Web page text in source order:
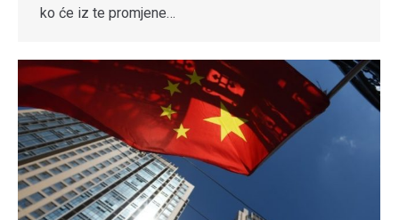
ko će iz te promjene…